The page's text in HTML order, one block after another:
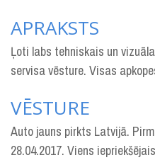
APRAKSTS
Ļoti labs tehniskais un
servisa vēsture. Visas
VĒSTURE
Auto jauns pirkts Latvijā.
28.04.2017. Viens